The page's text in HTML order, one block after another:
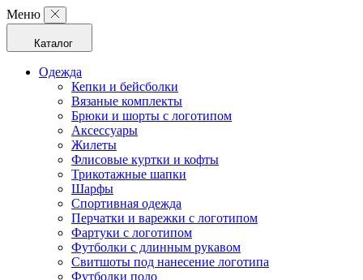
Меню
Каталог
Одежда
Кепки и бейсболки
Вязаные комплекты
Брюки и шорты с логотипом
Аксессуары
Жилеты
Флисовые куртки и кофты
Трикотажные шапки
Шарфы
Спортивная одежда
Перчатки и варежки с логотипом
Фартуки с логотипом
Футболки с длинным рукавом
Свитшоты под нанесение логотипа
Футболки поло